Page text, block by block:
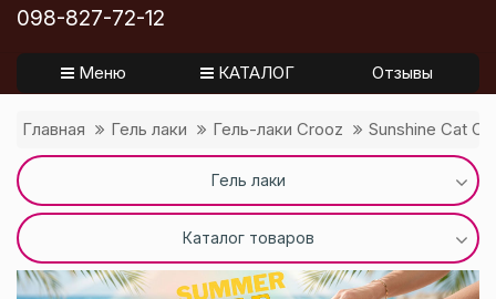
098-827-72-12
Меню КАТАЛОГ Отзывы
Главная Гель лаки Гель-лаки Crooz Sunshine Cat
Гель лаки
Каталог товаров